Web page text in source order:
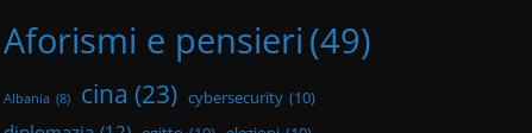
Aforismi e pensieri (49)
Albania (8) cina (23) cybersecurity (10)